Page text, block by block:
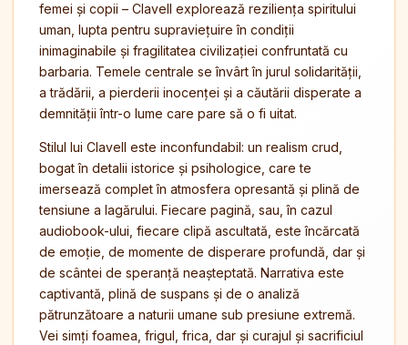
femei și copii – Clavell explorează reziliența spiritului
uman, lupta pentru supraviețuire în condiții
inimaginabile și fragilitatea civilizației confruntată cu
barbaria. Temele centrale se învârt în jurul solidarității,
a trădării, a pierderii inocenței și a căutării disperate a
demnității într-o lume care pare să o fi uitat.
Stilul lui Clavell este inconfundabil: un realism crud,
bogat în detalii istorice și psihologice, care te
imersează complet în atmosfera opresantă și plină de
tensiune a lagărului. Fiecare pagină, sau, în cazul
audiobook-ului, fiecare clipă ascultată, este încărcată
de emoție, de momente de disperare profundă, dar și
de scântei de speranță neașteptată. Narrativa este
captivantă, plină de suspans și de o analiză
pătrunzătoare a naturii umane sub presiune extremă.
Vei simți foamea, frigul, frica, dar și curajul și sacrificiul